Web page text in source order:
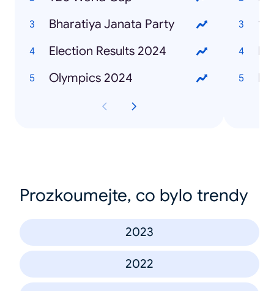
Bharatiya Janata Party
Election Results 2024
Olympics 2024
Prozkoumejte, co bylo trendy
2023
2022